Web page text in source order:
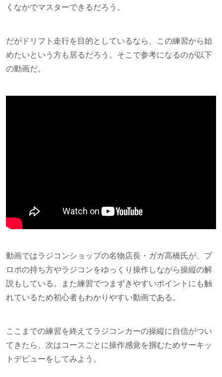
くなかでマスターできるだろう。
だがドリフト走行を目的としているなら、この練習から始
めたいという方も居るだろう。そこで参考になるのが以下
の動画だ。
動画ではラジコンショップの名物店長・ガガ高橋氏が、プ
ロポの持ち方やラジコンをゆっくり操作しながら操縦の解
説もしている。また練習でつまずきやすいポイントにも触
れているため初心者もわかりやすい動画である。
ここまでの練習を終えてラジコンカーの操縦に自信がつい
てきたら、次はコースごとに操作感覚を掴むためサーキッ
トデビューをしてみよう。